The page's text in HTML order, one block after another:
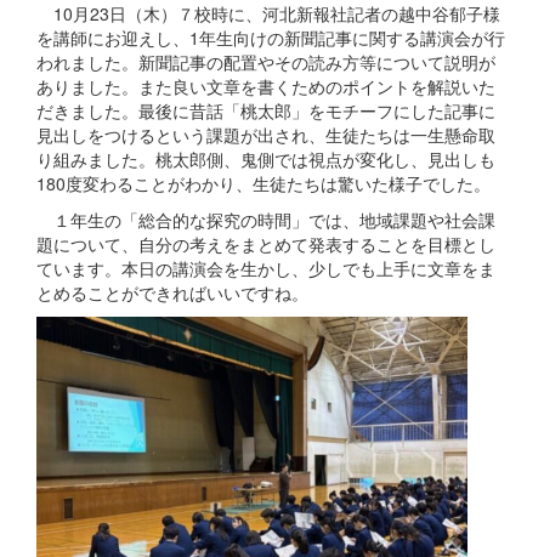
10月23日（木）７校時に、河北新報社記者の越中谷郁子様
を講師にお迎えし、1年生向けの新聞記事に関する講演会が行
われました。新聞記事の配置やその読み方等について説明が
ありました。また良い文章を書くためのポイントを解説いた
だきました。最後に昔話「桃太郎」をモチーフにした記事に
見出しをつけるという課題が出され、生徒たちは一生懸命取
り組みました。桃太郎側、鬼側では視点が変化し、見出しも
180度変わることがわかり、生徒たちは驚いた様子でした。
１年生の「総合的な探究の時間」では、地域課題や社会課
題について、自分の考えをまとめて発表することを目標とし
ています。本日の講演会を生かし、少しでも上手に文章をま
とめることができればいいですね。